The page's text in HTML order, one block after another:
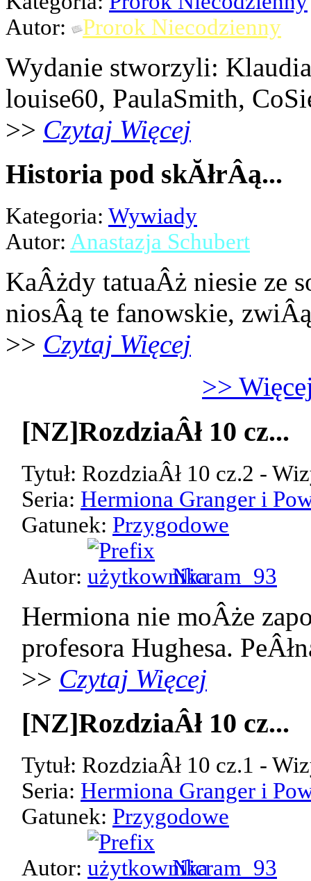
Autor:
Prorok Niecodzienny
Wydanie stworzyli:
louise60, PaulaSmith,
>> Czytaj Więcej
Historia pod skĂłrÂą...
Kategoria: Wywiady
Autor: Anastazja Schubert
KaÂżdy tatuaÂż niesie ze
niosÂą te fanowskie,
>> Czytaj Więcej
>>
[NZ]RozdziaÂł 10 cz...
Tytuł: RozdziaÂł 10 cz.2 -
Seria: Hermiona Granger i
Gatunek: Przygodowe
Autor: Nicram_93
Hermiona nie moÂże
profesora Hughesa.
>> Czytaj Więcej
[NZ]RozdziaÂł 10 cz...
Tytuł: RozdziaÂł 10 cz.1 -
Seria: Hermiona Granger i
Gatunek: Przygodowe
Autor: Nicram_93